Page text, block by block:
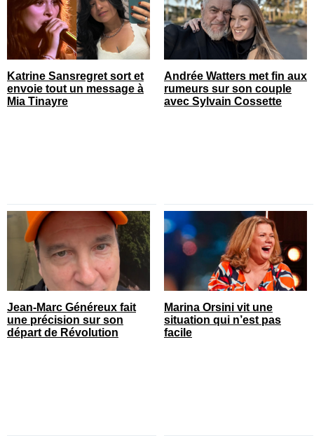
Katrine Sansregret sort et
envoie tout un message à
Mia Tinayre
Andrée Watters met fin aux
rumeurs sur son couple
avec Sylvain Cossette
Jean-Marc Généreux fait
une précision sur son
départ de Révolution
Marina Orsini vit une
situation qui n’est pas
facile